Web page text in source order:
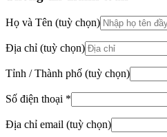
Họ và Tên (tuỳ chọn)
Địa chỉ (tuỳ chọn)
Tỉnh / Thành phố (tuỳ chọn)
Số điện thoại *
Địa chỉ email (tuỳ chọn)